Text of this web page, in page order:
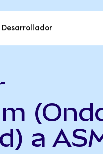
Desarrollador
a